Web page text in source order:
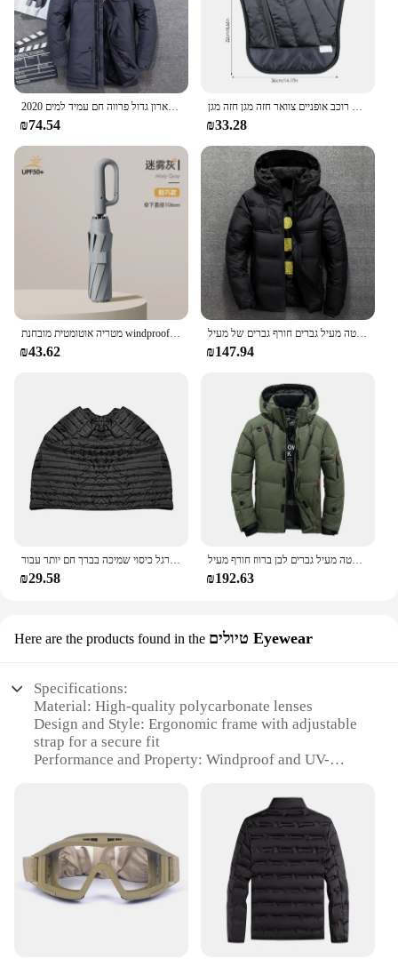
2020 חדש-40 מעלות העליון באיכות גבוהה ברווז למטה גברים גברים מעובה חורף עבה צווארון גדול פרווה חם עמיד למים
₪74.54
חורף שמירה על צוואר חם צעיף אופנוע רוכב אופניים צוואר חזה מגן חזה מגן winding מצעיף חום צעיף אופניים
₪33.28
מטריה אוטומטית מובחנת windproof windproof windowluge train גג מגן גדול לנשים
₪43.62
לבן ברווז למטה מעיל גברים חורף גברים של מעיל Windproof נשלף כובע מעיילים מוצק צבע חיצוני מקרית סלעית מעיל בגדים
₪147.94
קטנועים סינר רגל כיסוי שמיכה בברך חם יותר עבור vespa gts quilt החורף עבור honda puge e4b3
₪29.58
למטה מעיל גברים לבן ברווז חורף מעיל Windproof חם מעיילי נסיעות קמפינג מעיל חדש ב לעבות מוצק צבע ברדס בגדים
₪192.63
Here are the products found in the טיולים Eyewear
Specifications:
Material: High-quality polycarbonate lenses
Design and Style: Ergonomic frame with adjustable
strap for a secure fit
Performance and Property: Windproof and UV-
Usage and Purpose: Ideal for ATV riding and other
Shape or Size or Weight or Quantity: Lightweight
and designed for comfort
Parts and Accessories: Comes with a protective case
Features: